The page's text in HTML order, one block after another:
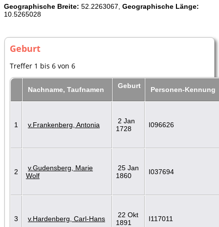
Geographische Breite: 52.2263067, Geographische Länge:
10.5265028
Geburt
Treffer 1 bis 6 von 6
Nachname, Taufnamen Geburt Personen-Kennung
1 v.Frankenberg, Antonia
2 Jan
1728
I096626
2
v.Gudensberg, Marie
Wolf
25 Jan
1860
I037694
3 v.Hardenberg, Carl-Hans
22 Okt
1891
I117011